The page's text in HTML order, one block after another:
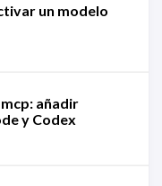
un modelo
añadir
y Codex